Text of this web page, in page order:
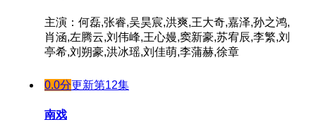
主演：何磊,张睿,吴昊宸,洪爽,王大奇,嘉泽,孙之鸿,
肖涵,左腾云,刘伟峰,王心嫚,窦新豪,苏宥辰,李繁,刘
亭希,刘朔豪,洪冰瑶,刘佳萌,李蒲赫,徐章
0.0分更新第12集
南戏